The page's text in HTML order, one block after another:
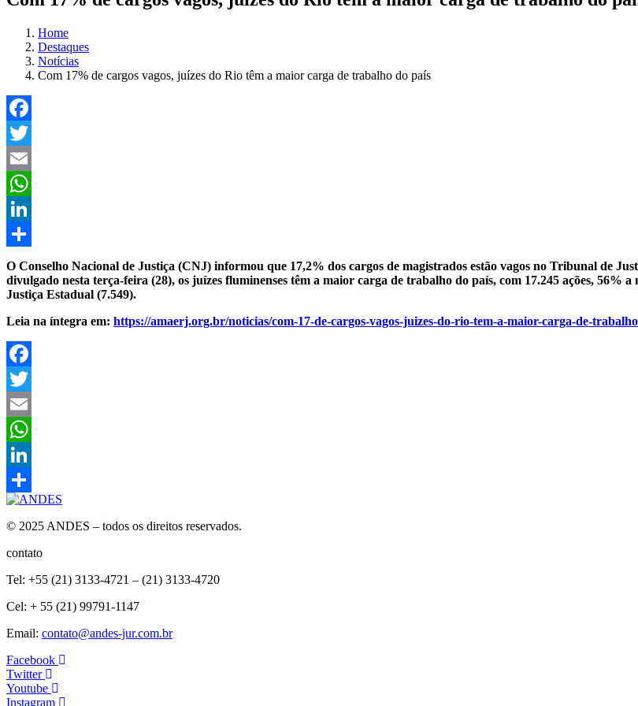
Home
Destaques
Notícias
Com 17% de cargos vagos, juízes do Rio têm a maior carga de trabalho do país
Facebook
Twitter
Email
WhatsApp
LinkedIn
Compartilhar
O Conselho Nacional de Justiça (CNJ) informou que 17,2% dos cargos de magistrados estão vagos no Tribunal de
divulgado nesta terça-feira (28), os juízes fluminenses têm a maior carga de trabalho do país, com 17.245 ações, 56%
Justiça Estadual (7.549).
Leia na íntegra em: https://amaerj.org.br/noticias/com-17-de-cargos-vagos-juizes-do-rio-tem-a-maior-carga-de-
Facebook
Twitter
Email
WhatsApp
LinkedIn
Compartilhar
© 2025 ANDES – todos os direitos reservados.
contato
Tel: +55 (21) 3133-4721 – (21) 3133-4720
Cel: + 55 (21) 99791-1147
Email: contato@andes-jur.com.br
Facebook
Twitter
Youtube
Instagram